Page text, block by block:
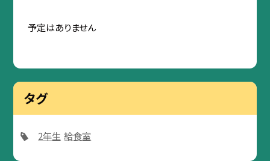
予定はありません
タグ
2年生 給食室